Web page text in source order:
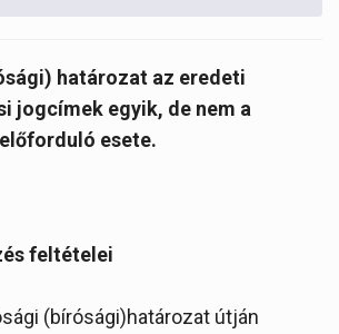
határozat az eredeti
jogcímek egyik, de nem a
esete.
feltételei
(bírósági)határozat útján